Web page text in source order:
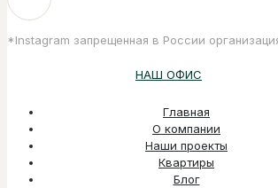
*Instagram запрещенная в России
НАШ ОФИС
Главная
О компании
Наши проекты
Квартиры
Блог